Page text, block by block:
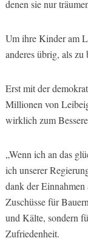
denen sie nur
Um ihre Kinder am
anderes übrig, als zu
Erst mit der
Millionen von
wirklich zum
„Wenn ich an das
ich unserer
dank der
Zuschüsse für
und Kälte, sondern
Zufriedenheit.